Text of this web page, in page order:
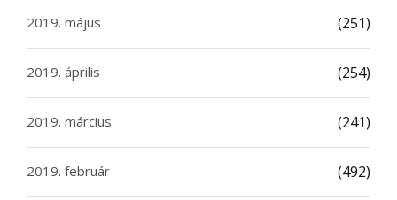
2019. május (251)
2019. április (254)
2019. március (241)
2019. február (492)